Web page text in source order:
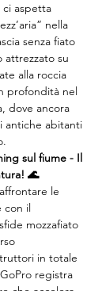
ci aspetta
nella
senza fiato
attrezzato su
alla roccia
profondità nel
dove ancora
antiche abitanti
sul fiume - Il
🌊
le
con il
mozzafiato
in totale
registra